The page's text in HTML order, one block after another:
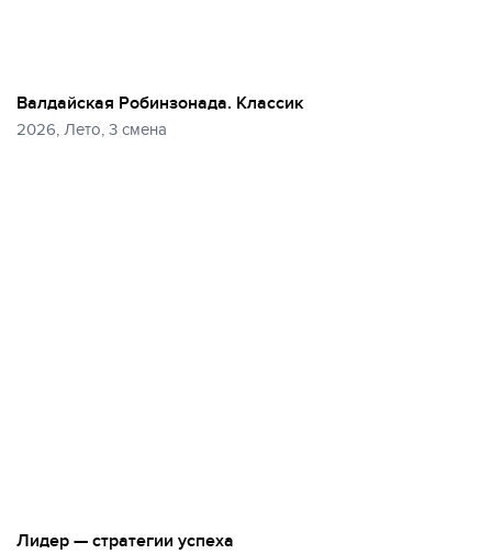
Валдайская Робинзонада. Классик
2026, Лето, 3 смена
Лидер — стратегии успеха